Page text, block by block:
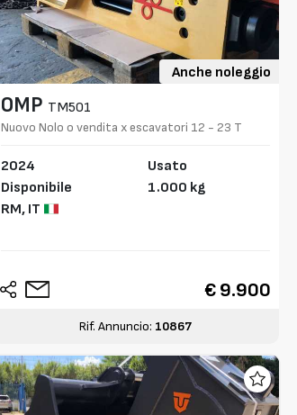
Anche noleggio
OMP TM501
Nuovo Nolo o vendita x escavatori 12 - 23 T
2024
Disponibile
RM, IT
Usato
1.000 kg
€ 9.900
Rif. Annuncio: 10867